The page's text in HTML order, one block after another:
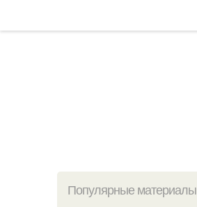
Популярные материалы